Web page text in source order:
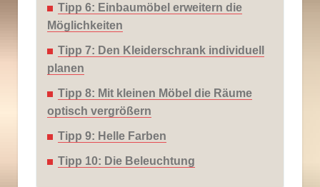
Tipp 6: Einbaumöbel erweitern die
Möglichkeiten
Tipp 7: Den Kleiderschrank individuell
planen
Tipp 8: Mit kleinen Möbel die Räume
optisch vergrößern
Tipp 9: Helle Farben
Tipp 10: Die Beleuchtung